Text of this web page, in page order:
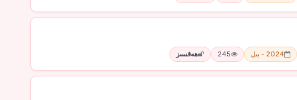
2024 - يىل 245 ھەقسىز